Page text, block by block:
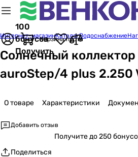
100
бонусов
Получить
Корзина пуста
Интернет-магазинКаталогВодоснабжение
Солнечный
auroStep/4 plus 2.250
О товаре Характеристики
Добавить отзыв
Получитедо 250
Поделиться